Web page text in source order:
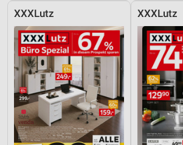
XXXLutz XXXLutz